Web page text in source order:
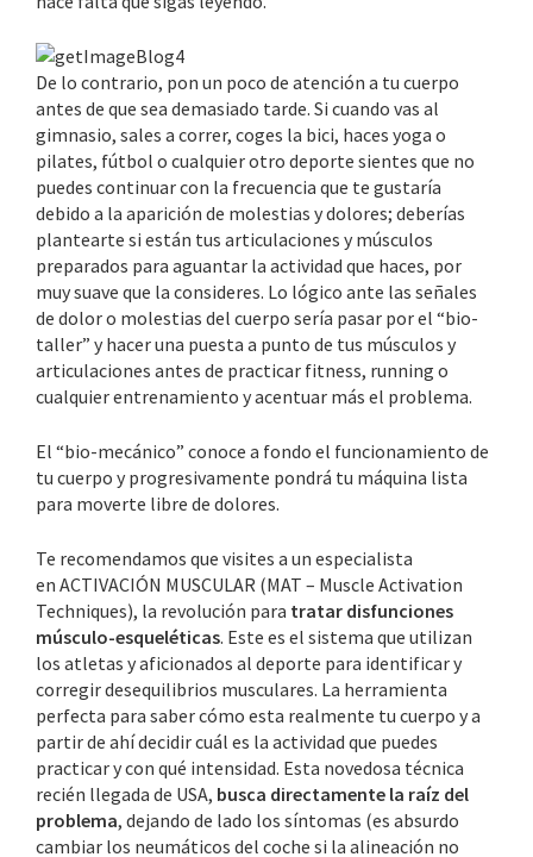
De lo contrario, pon un poco de atención a tu cuerpo
antes de que sea demasiado tarde. Si cuando vas al
gimnasio, sales a correr, coges la bici, haces yoga o
pilates, fútbol o cualquier otro deporte sientes que no
puedes continuar con la frecuencia que te gustaría
debido a la aparición de molestias y dolores; deberías
plantearte si están tus articulaciones y músculos
preparados para aguantar la actividad que haces, por
muy suave que la consideres. Lo lógico ante las señales
de dolor o molestias del cuerpo sería pasar por el “bio-
taller” y hacer una puesta a punto de tus músculos y
articulaciones antes de practicar fitness, running o
cualquier entrenamiento y acentuar más el problema.
El “bio-mecánico” conoce a fondo el funcionamiento de
tu cuerpo y progresivamente pondrá tu máquina lista
para moverte libre de dolores.
Te recomendamos que visites a un especialista
en ACTIVACIÓN MUSCULAR (MAT – Muscle Activation
Techniques), la revolución para tratar disfunciones
músculo-esqueléticas. Este es el sistema que utilizan
los atletas y aficionados al deporte para identificar y
corregir desequilibrios musculares. La herramienta
perfecta para saber cómo esta realmente tu cuerpo y a
partir de ahí decidir cuál es la actividad que puedes
practicar y con qué intensidad. Esta novedosa técnica
recién llegada de USA, busca directamente la raíz del
problema, dejando de lado los síntomas (es absurdo
cambiar los neumáticos del coche si la alineación no